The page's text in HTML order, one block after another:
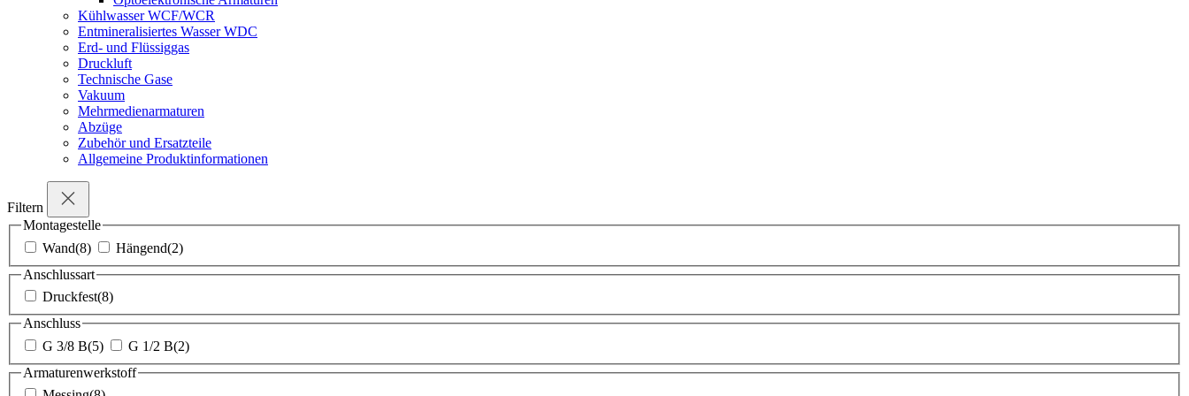
Kühlwasser WCF/WCR
Entmineralisiertes Wasser WDC
Erd- und Flüssiggas
Druckluft
Technische Gase
Vakuum
Mehrmedienarmaturen
Abzüge
Zubehör und Ersatzteile
Allgemeine Produktinformationen
Filtern
Montagestelle
Wand(8) Hängend(2)
Anschlussart
Druckfest(8)
Anschluss
G 3/8 B(5) G 1/2 B(2)
Armaturenwerkstoff